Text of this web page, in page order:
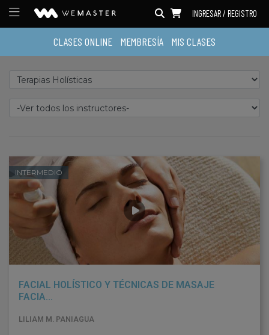
INGRESAR / REGISTRO
CLASES ONLINE MEMBRESÍA MIS CLASES
INTERMEDIO
FACIAL HOLÍSTICO Y TÉCNICAS DE MASAJE
FACIA...
LILIAM M. PANIAGUA